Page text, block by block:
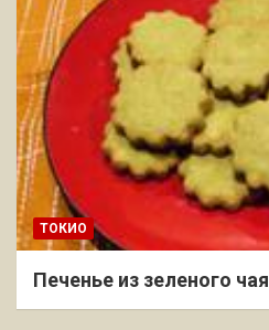
ТОКИО
Печенье из зеленого чая